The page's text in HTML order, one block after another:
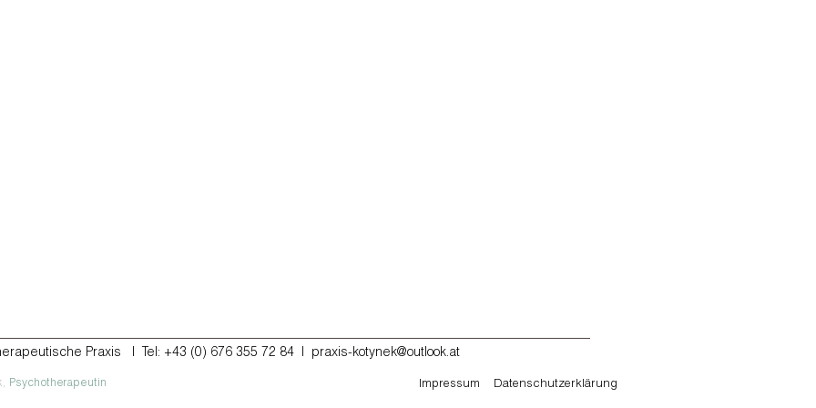
Praxis | Tel: +43 (0) 676 355 72 84| praxis-kotynek@outlook.at
Psychotherapeutin Impressum Datenschutzerklärung